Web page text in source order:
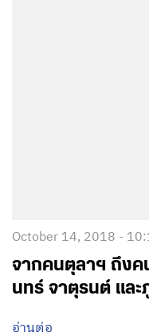
October 14, 2018 -
จากคนตุลาฯ ถึง
นทร์ จาตุรนต์ แล
อ่านต่อ